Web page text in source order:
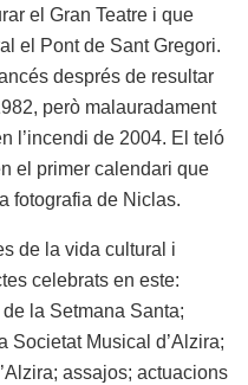
el Gran Teatre i que
el Pont de Sant Gregori.
després de resultar
però malauradament
l’incendi de 2004. El teló
el primer calendari que
fotografia de Niclas.
de la vida cultural i
celebrats en este:
la Setmana Santa;
Societat Musical d’Alzira;
assajos; actuacions